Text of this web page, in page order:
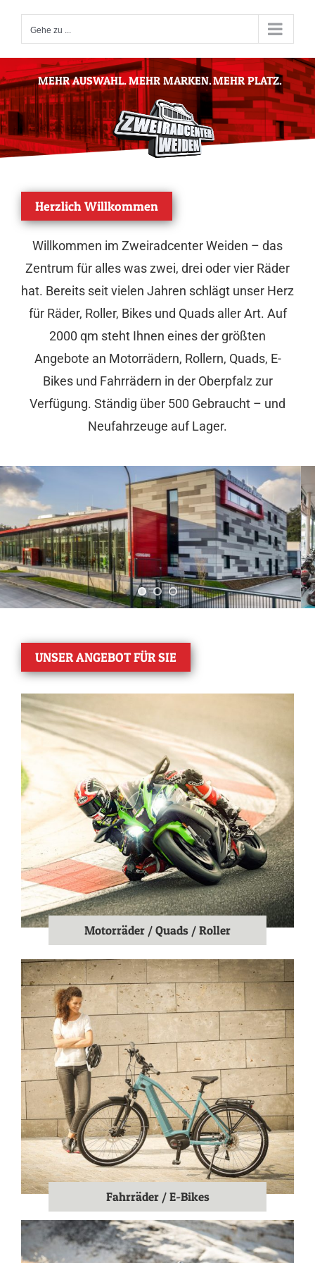
Inhalt
springen
Gehe zu ...
MEHR AUSWAHL.MEHR MARKEN.MEHR PLATZ.
Herzlich Willkommen
Willkommen im Zweiradcenter Weiden – das
Zentrum für alles was zwei, drei oder vier Räder
hat. Bereits seit vielen Jahren schlägt unser Herz
für Räder, Roller, Bikes und Quads aller Art. Auf
2000 qm steht Ihnen eines der größten
Angebote an Motorrädern, Rollern, Quads, E-
Bikes und Fahrrädern in der Oberpfalz zur
Verfügung. Ständig über 500 Gebraucht – und
Neufahrzeuge auf Lager.
UNSER ANGEBOT FÜR SIE
Motorräder / Quads / Roller
Fahrräder / E-Bikes